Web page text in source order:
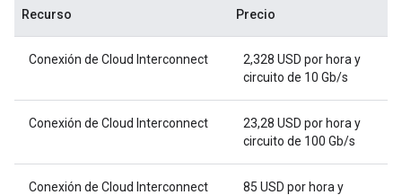
Recurso Precio
Conexión de Cloud Interconnect
2,328 USD por hora y
circuito de 10 Gb/s
Conexión de Cloud Interconnect
23,28 USD por hora y
circuito de 100 Gb/s
Conexión de Cloud Interconnect
85 USD por hora y